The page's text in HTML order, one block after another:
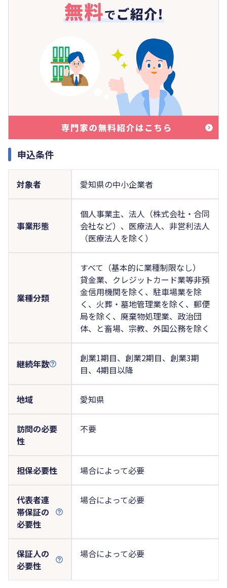
申込条件
対象者 愛知県の中小企業者
事業形態
個人事業主、法人（株式会社・合同
会社など）、医療法人、非営利法人
（医療法人を除く）
業種分類
すべて（基本的に業種制限なし）
貸金業、クレジットカード業等非預
金信用機関を除く、駐車場業を除
く、火葬・墓地管理業を除く、郵便
局を除く、廃棄物処理業、政治団
体、と畜場、宗教、外国公務を除く
継続年数
創業1期目、創業2期目、創業3期
目、4期目以降
地域 愛知県
訪問の必要
性
不要
担保必要性 場合によって必要
代表者連
帯保証の
必要性
場合によって必要
保証人の
必要性
場合によって必要